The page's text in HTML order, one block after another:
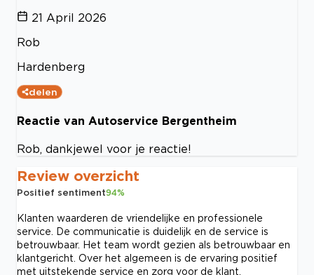
21 April 2026
Rob
Hardenberg
delen
Reactie van Autoservice Bergentheim
Rob, dankjewel voor je reactie!
Review overzicht
Positief sentiment94%
Klanten waarderen de vriendelijke en professionele
service. De communicatie is duidelijk en de service is
betrouwbaar. Het team wordt gezien als betrouwbaar en
klantgericht. Over het algemeen is de ervaring positief
met uitstekende service en zorg voor de klant.